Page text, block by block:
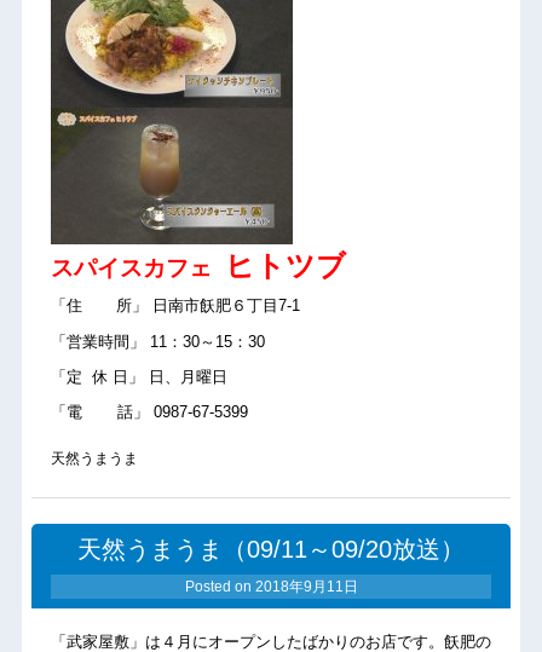
スパイスカフェ ヒトツブ
「住 所」 日南市飫肥６丁目7-1
「営業時間」 11：30～15：30
「定 休 日」 日、月曜日
「電 話」 0987-67-5399
天然うまうま
天然うまうま（09/11～09/20放送）
Posted on 2018年9月11日
「武家屋敷」は４月にオープンしたばかりのお店です。飫肥の